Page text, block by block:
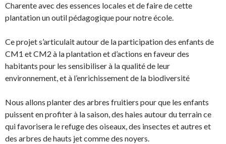
Charente avec des essences locales et de faire de cette
plantation un outil pédagogique pour notre école.
Ce projet s’articulait autour de la participation des enfants de
CM1 et CM2 à la plantation et d’actions en faveur des
habitants pour les sensibiliser à la qualité de leur
environnement, et à l’enrichissement de la biodiversité
Nous allons planter des arbres fruitiers pour que les enfants
puissent en profiter à la saison, des haies autour du terrain ce
qui favorisera le refuge des oiseaux, des insectes et autres et
des arbres de hauts jet comme des noyers.